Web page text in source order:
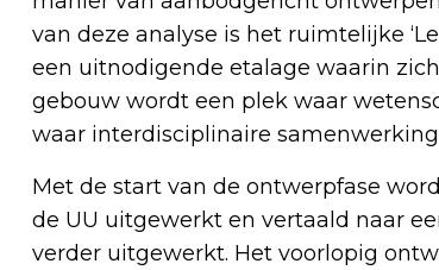
van deze analyse is het ruimtelijke
een uitnodigende etalage waarin
gebouw wordt een plek waar
waar interdisciplinaire
Met de start van de ontwerpfase
de UU uitgewerkt en vertaald naar
verder uitgewerkt. Het voorlopig